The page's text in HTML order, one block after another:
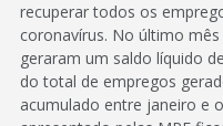
recuperar todos os
coronavírus. No último
geraram um saldo líquido
do total de empregos
acumulado entre janeiro e